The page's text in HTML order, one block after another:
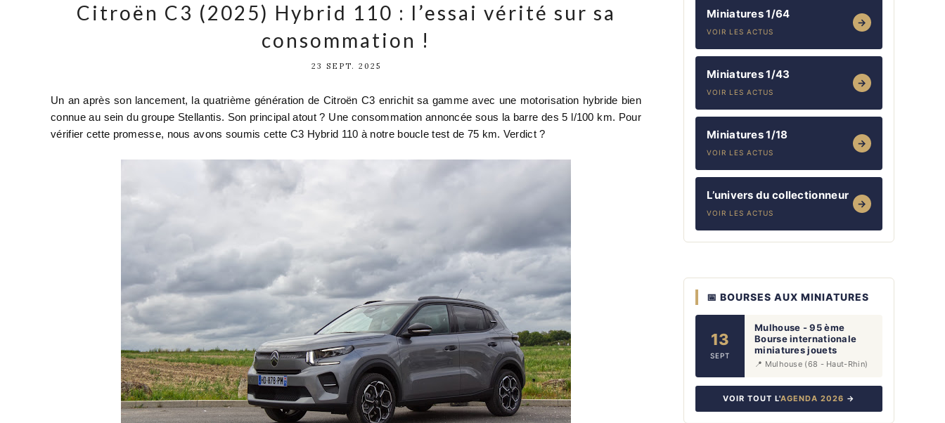
Citroën C3 (2025) Hybrid 110 : l’essai vérité sur sa
consommation !
23 SEPT. 2025
Un an après son lancement, la quatrième génération de Citroën C3 enrichit sa gamme avec une motorisation hybride bien
connue au sein du groupe Stellantis. Son principal atout ? Une consommation annoncée sous la barre des 5 l/100 km. Pour
vérifier cette promesse, nous avons soumis cette C3 Hybrid 110 à notre boucle test de 75 km. Verdict ?
Miniatures 1/64
VOIR LES ACTUS
→
Miniatures 1/43
VOIR LES ACTUS
→
Miniatures 1/18
VOIR LES ACTUS
→
L’univers du collectionneur
VOIR LES ACTUS
→
📅 BOURSES AUX MINIATURES
13
SEPT
Mulhouse - 95 ème
Bourse internationale
miniatures jouets
📍 Mulhouse (68 - Haut-Rhin)
VOIR TOUT L'AGENDA 2026 →